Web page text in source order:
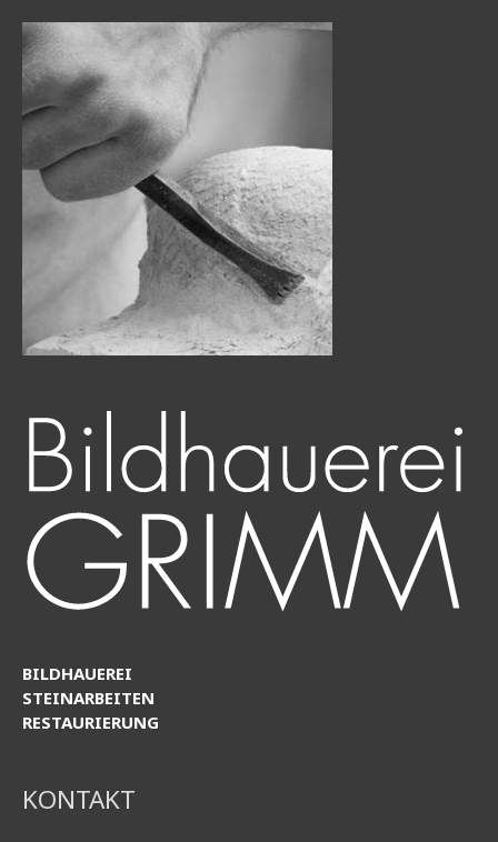
BILDHAUEREI
STEINARBEITEN
RESTAURIERUNG
KONTAKT